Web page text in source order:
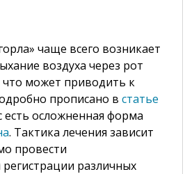
чаще всего возникает
воздуха через рот
что может приводить к
прописано в статье
есть осложненная форма
. Тактика лечения зависит
провести
различных